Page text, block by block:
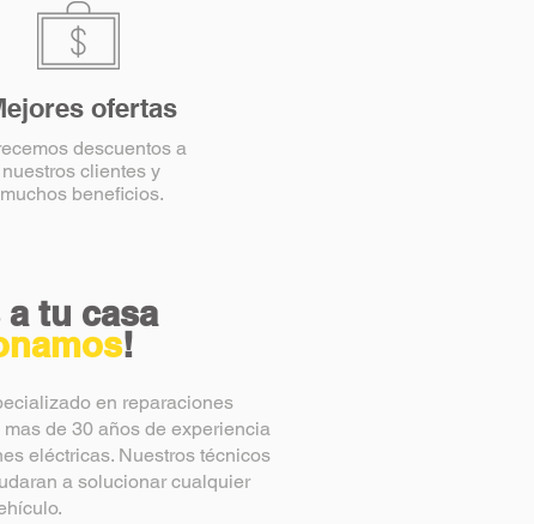
ofertas
descuentos a
nuestros clientes y
muchos beneficios.
tu casa
!
en reparaciones
de 30 años de experiencia
eléctricas. Nuestros técnicos
a solucionar cualquier